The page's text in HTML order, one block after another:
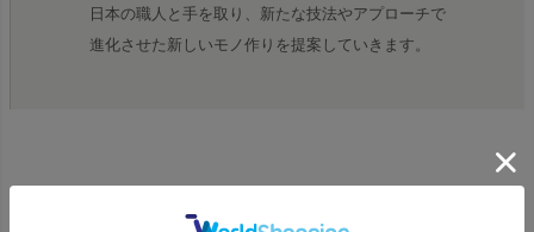
日本の職人と手を取り、新たな技法やアプローチで
進化させた新しいモノ作りを提案していきます。